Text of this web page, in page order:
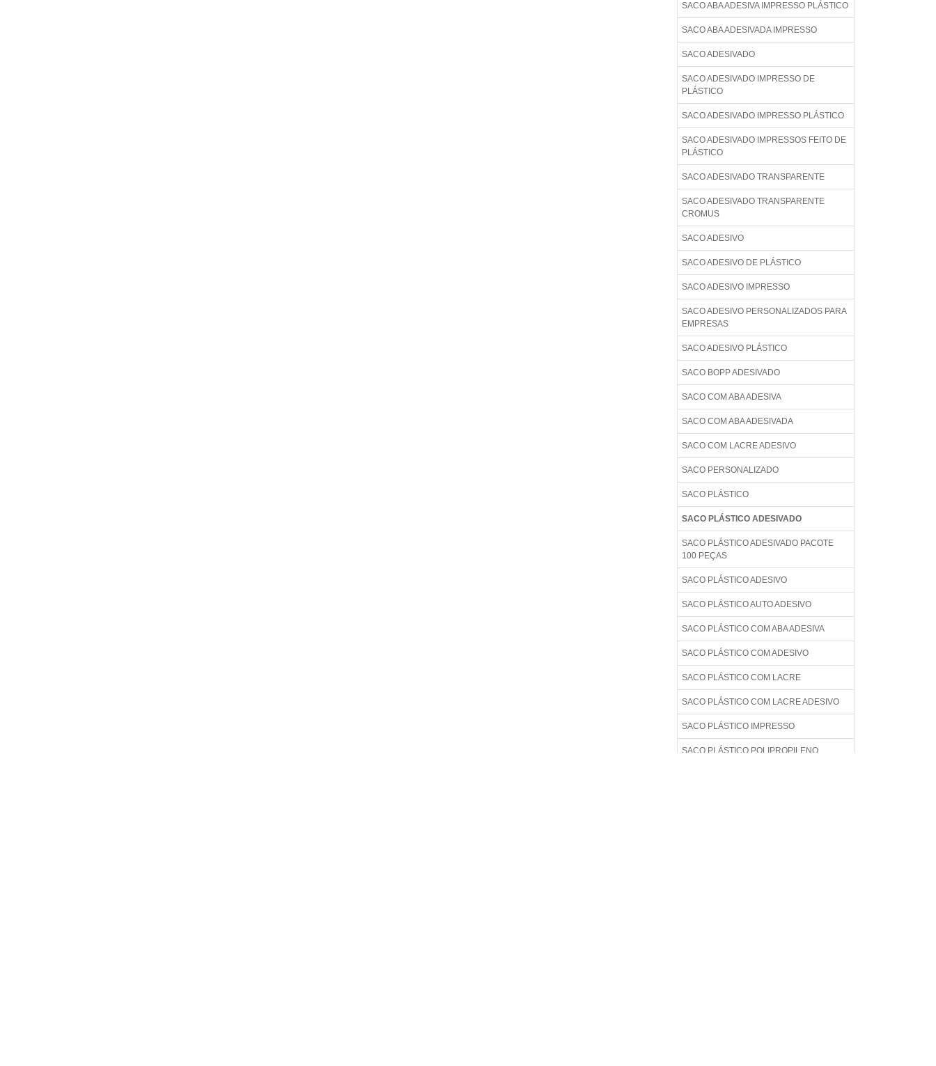
SACO ABA ADESIVA IMPRESSO PLÁSTICO
SACO ABA ADESIVADA IMPRESSO
SACO ADESIVADO
SACO ADESIVADO IMPRESSO DE
PLÁSTICO
SACO ADESIVADO IMPRESSO PLÁSTICO
SACO ADESIVADO IMPRESSOS FEITO DE
PLÁSTICO
SACO ADESIVADO TRANSPARENTE
SACO ADESIVADO TRANSPARENTE
CROMUS
SACO ADESIVO
SACO ADESIVO DE PLÁSTICO
SACO ADESIVO IMPRESSO
SACO ADESIVO PERSONALIZADOS PARA
EMPRESAS
SACO ADESIVO PLÁSTICO
SACO BOPP ADESIVADO
SACO COM ABA ADESIVA
SACO COM ABA ADESIVADA
SACO COM LACRE ADESIVO
SACO PERSONALIZADO
SACO PLÁSTICO
SACO PLÁSTICO ADESIVADO
SACO PLÁSTICO ADESIVADO PACOTE
100 PEÇAS
SACO PLÁSTICO ADESIVO
SACO PLÁSTICO AUTO ADESIVO
SACO PLÁSTICO COM ABA ADESIVA
SACO PLÁSTICO COM ADESIVO
SACO PLÁSTICO COM LACRE
SACO PLÁSTICO COM LACRE ADESIVO
SACO PLÁSTICO IMPRESSO
SACO PLÁSTICO POLIPROPILENO